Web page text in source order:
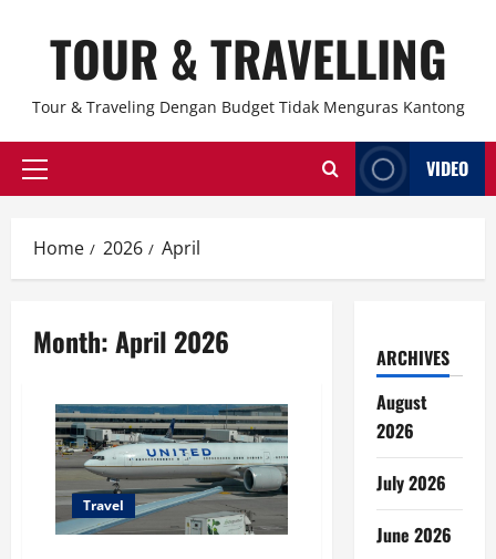
TOUR & TRAVELLING
Tour & Traveling Dengan Budget Tidak Menguras Kantong
Primary
VIDEO
Home 2026 April
Month:April 2026
Travel
ARCHIVES
August
2026
July 2026
June 2026